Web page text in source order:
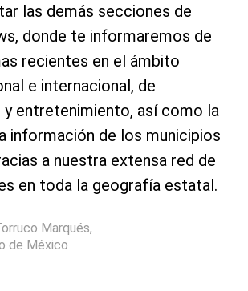
las demás secciones de
donde te informaremos de
recientes en el ámbito
e internacional, de
entretenimiento, así como la
información de los municipios
a nuestra extensa red de
en toda la geografía estatal.
Marqués,
de México